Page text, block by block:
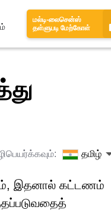
மல்டி-லைசென்ஸ்
தள்ளுபடி மேற்கோள்
தமிழ்
இதனால் கட்டணம்